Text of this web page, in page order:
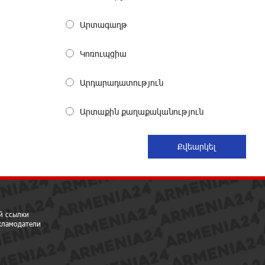
До 25% idcoin-ов при покупке
авиабилетов Flyone: Idram&IDBank
Ucom и Microsoft Innovation Center
22 дней назад
При поддержке Ucom в Шенаване
установлена солнечная станция
Արտագաղթ
Կոռուպցիա
Արդարադատություն
Արտաքին քաղաքականություն
ссылки